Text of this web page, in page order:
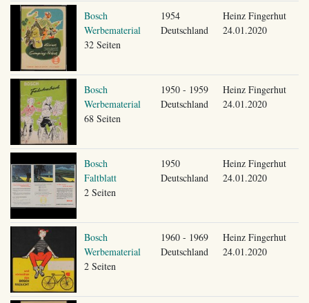
Bosch
Werbematerial
32 Seiten
1954
Deutschland
Heinz Fingerhut
24.01.2020
Bosch
Werbematerial
68 Seiten
1950 - 1959
Deutschland
Heinz Fingerhut
24.01.2020
Bosch
Faltblatt
2 Seiten
1950
Deutschland
Heinz Fingerhut
24.01.2020
Bosch
Werbematerial
2 Seiten
1960 - 1969
Deutschland
Heinz Fingerhut
24.01.2020